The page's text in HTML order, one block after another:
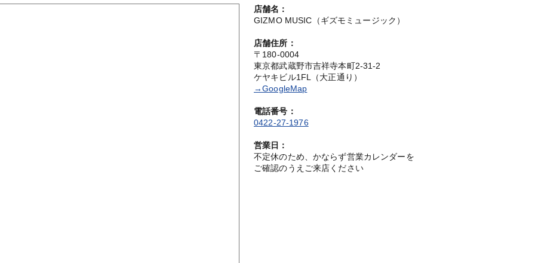
店舗名：
GIZMO MUSIC（ギズモミュージック）
店舗住所：
〒180-0004
東京都武蔵野市吉祥寺本町2-31-2
ケヤキビル1FL（大正通り）
→GoogleMap
電話番号：
0422-27-1976
営業日：
不定休のため、かならず営業カレンダーを
ご確認のうえご来店ください